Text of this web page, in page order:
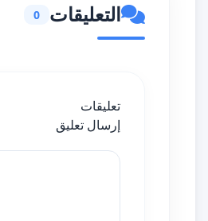
التعليقات 0
تعليقات
إرسال تعليق